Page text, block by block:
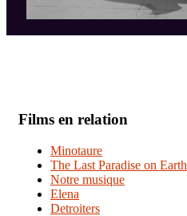
Films en relation
Minotaure
The Last Paradise on Earth
Notre musique
Elena
Detroiters